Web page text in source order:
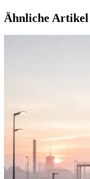
Ähnliche Artikel